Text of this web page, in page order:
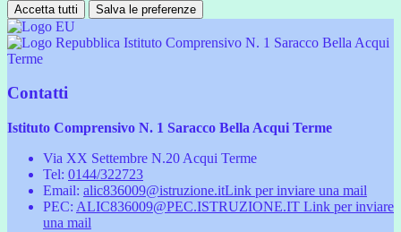
Accetta tutti Salva le preferenze
Istituto Comprensivo N. 1 Saracco Bella Acqui
Terme
Contatti
Istituto Comprensivo N. 1 Saracco Bella Acqui Terme
Via XX Settembre N.20 Acqui Terme
Tel: 0144/322723
Email: alic836009@istruzione.itLink per inviare una mail
PEC: ALIC836009@PEC.ISTRUZIONE.IT Link per inviare
una mail